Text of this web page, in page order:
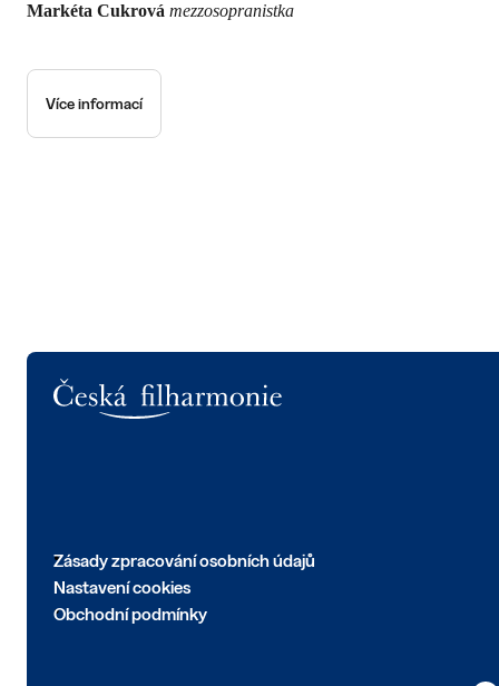
Markéta Cukrová mezzosopranistka
Více informací
Zásady zpracování osobních údajů
Nastavení cookies
Obchodní podmínky